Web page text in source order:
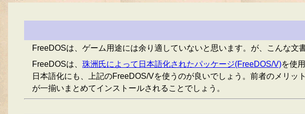
FreeDOSは、ゲーム用途には余り適していないと思います。が、こんな
FreeDOSは、 珠洲氏によって日本語化されたパッケージ(FreeDOS/V)を使
日本語化にも、上記のFreeDOS/Vを使うのが良いでしょう。前者のメリ
が一揃いまとめてインストールされることでしょう。